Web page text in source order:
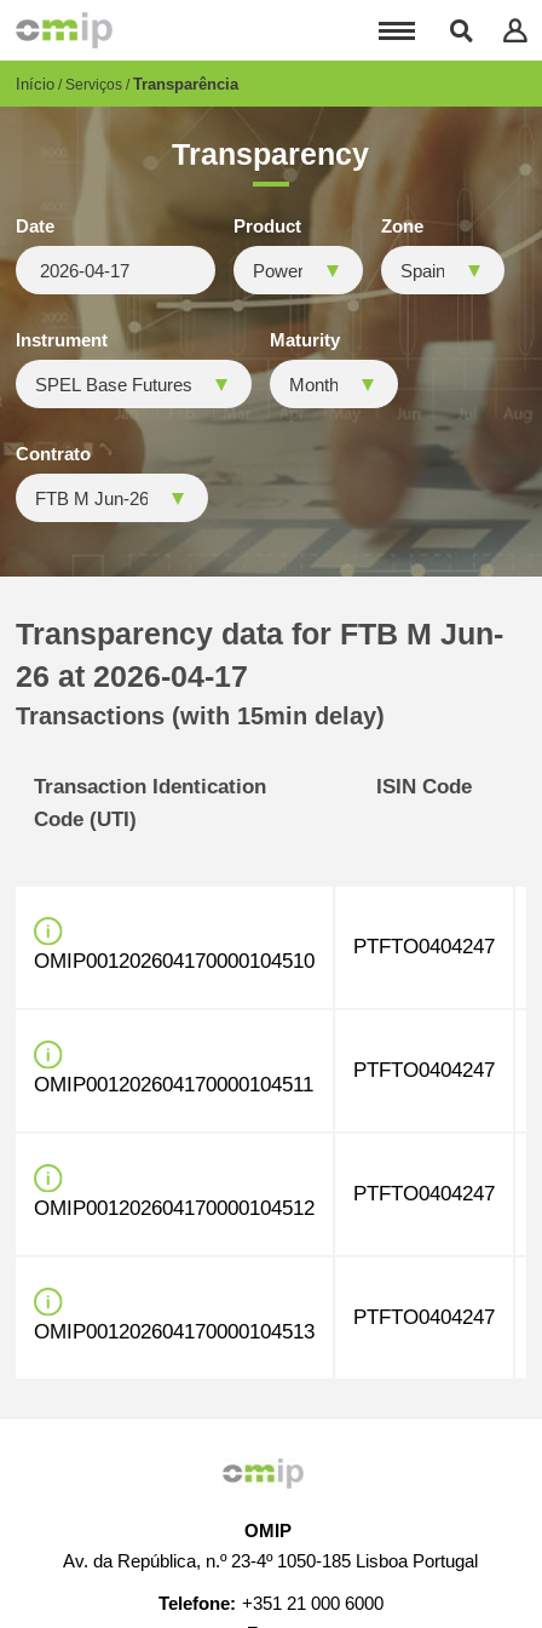
para
conteúdo
Breadcrumb
Início Serviços Transparência
Transparency
Date Product Zone
Instrument Maturity
Contrato
Transparency data for FTB M Jun-
26 at 2026-04-17
Transactions (with 15min delay)
Transaction Identication
Code (UTI)
ISIN Code
OMIP001202604170000104510
PTFTO0404247
OMIP001202604170000104511
PTFTO0404247
OMIP001202604170000104512
PTFTO0404247
OMIP001202604170000104513
PTFTO0404247
OMIP
Av. da República, n.º 23-4º 1050-185 Lisboa Portugal
Telefone: +351 21 000 6000